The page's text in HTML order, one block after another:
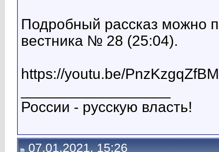
Подробный рассказ можно
вестника № 28 (25:04).
https://youtu.be/PnzKzgqZfBM
России - русскую власть!
07.01.2021, 15:26